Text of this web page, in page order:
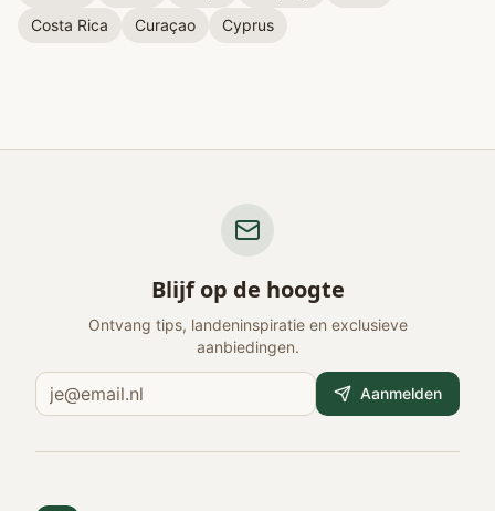
Costa Rica
Curaçao Cyprus
Blijf op de hoogte
Ontvang tips, landeninspiratie en exclusieve
aanbiedingen.
Aanmelden